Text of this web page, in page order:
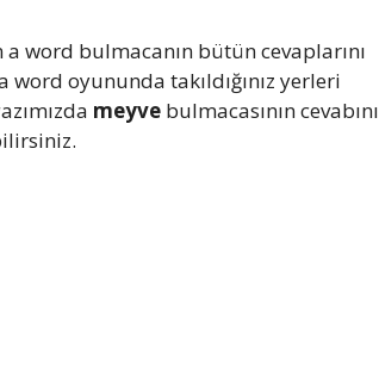
word bulmacanın bütün cevaplarını
oyununda takıldığınız yerleri
meyve bulmacasının cevabını